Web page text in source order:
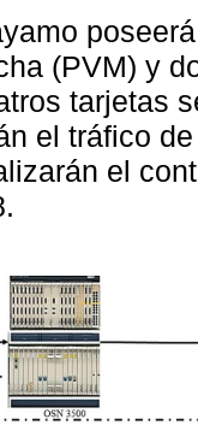
(PVM) y
tarjetas
el tráfico
el